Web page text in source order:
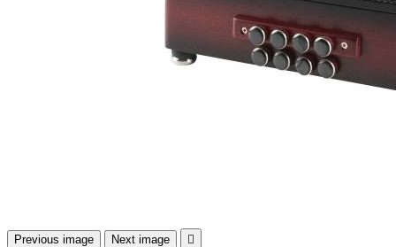
Previous image Next image 